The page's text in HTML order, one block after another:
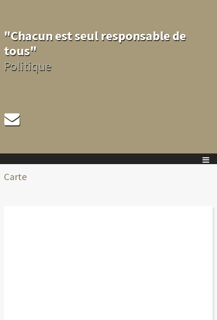
"Chacun est seul responsable de
tous"
Politique
Carte